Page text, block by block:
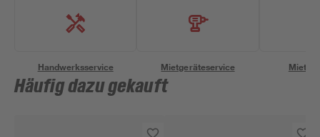
Handwerksservice Mietgeräteservice
Häufig dazu gekauft